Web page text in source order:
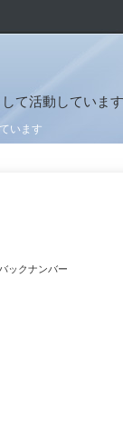
て活動しています
います
ックナンバー